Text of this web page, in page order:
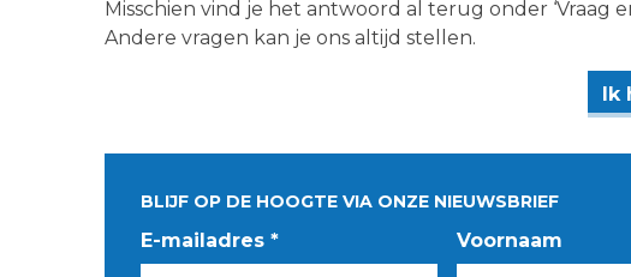
Misschien vind je het antwoord al terug onder ‘Vraag
Andere vragen kan je ons altijd stellen.
Ik
BLIJF OP DE HOOGTE VIA ONZE NIEUWSBRIEF
E-mailadres * Voornaam